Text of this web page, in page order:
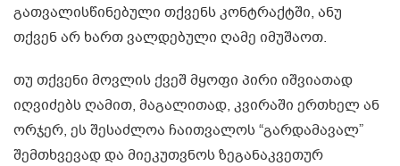
გათვალისწინებული თქვენს კონტრაქტში, ანუ
თქვენ არ ხართ ვალდებული ღამე იმუშაოთ.
თუ თქვენი მოვლის ქვეშ მყოფი პირი იშვიათად
იღვიძებს ღამით, მაგალითად, კვირაში ერთხელ ან
ორჯერ, ეს შესაძლოა ჩაითვალოს “გარდამავალ”
შემთხვევად და მიეკუთვნოს ზეგანაკვეთურ